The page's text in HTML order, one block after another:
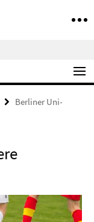
Berliner Uni-